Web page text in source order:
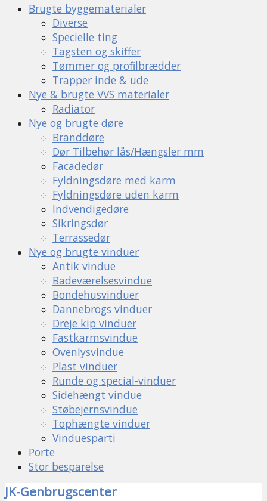
Brugte byggematerialer
Diverse
Specielle ting
Tagsten og skiffer
Tømmer og profilbrædder
Trapper inde & ude
Nye & brugte VVS materialer
Radiator
Nye og brugte døre
Branddøre
Dør Tilbehør lås/Hængsler mm
Facadedør
Fyldningsdøre med karm
Fyldningsdøre uden karm
Indvendigedøre
Sikringsdør
Terrassedør
Nye og brugte vinduer
Antik vindue
Badeværelsesvindue
Bondehusvinduer
Dannebrogs vinduer
Dreje kip vinduer
Fastkarmsvindue
Ovenlysvindue
Plast vinduer
Runde og special-vinduer
Sidehængt vindue
Støbejernsvindue
Tophængte vinduer
Vinduesparti
Porte
Stor besparelse
JK-Genbrugscenter